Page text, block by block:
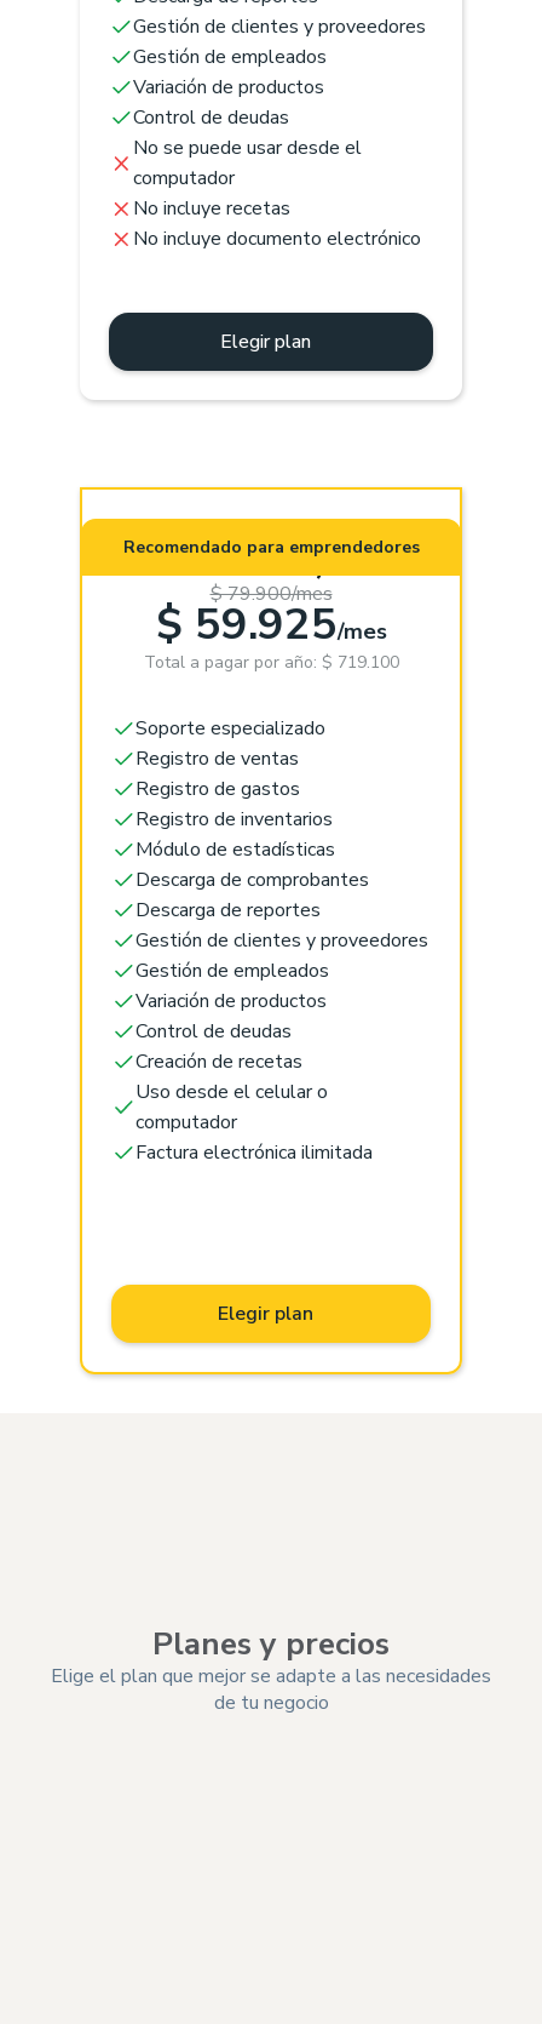
Gestión de clientes y proveedores
Gestión de empleados
Variación de productos
Control de deudas
No se puede usar desde el
computador
No incluye recetas
No incluye documento electrónico
Elegir plan
Pro (App +
Web)
$ 79.900/mes
$ 59.925/mes
Total a pagar por año: $ 719.100
Soporte especializado
Registro de ventas
Registro de gastos
Registro de inventarios
Módulo de estadísticas
Descarga de comprobantes
Descarga de reportes
Gestión de clientes y proveedores
Gestión de empleados
Variación de productos
Control de deudas
Creación de recetas
Uso desde el celular o
computador
Factura electrónica ilimitada
Elegir plan
Recomendado para emprendedores
Planes y precios
Elige el plan que mejor se adapte a las necesidades
de tu negocio